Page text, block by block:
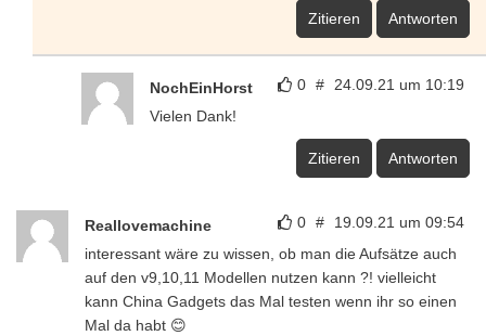
Zitieren Antworten
0 # 24.09.21 um 10:19
NochEinHorst
Vielen Dank!
Zitieren Antworten
0 # 19.09.21 um 09:54
Reallovemachine
interessant wäre zu wissen, ob man die Aufsätze auch
auf den v9,10,11 Modellen nutzen kann ?! vielleicht
kann China Gadgets das Mal testen wenn ihr so einen
Mal da habt 😊